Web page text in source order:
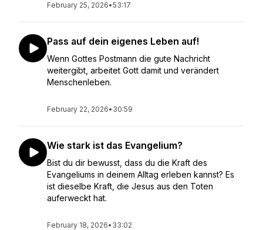
February 25, 2026•53:17
Pass auf dein eigenes Leben auf!
Wenn Gottes Postmann die gute Nachricht
weitergibt, arbeitet Gott damit und verändert
Menschenleben.
February 22, 2026• 30:59
Wie stark ist das Evangelium?
Bist du dir bewusst, dass du die Kraft des
Evangeliums in deinem Alltag erleben kannst? Es
ist dieselbe Kraft, die Jesus aus den Toten
auferweckt hat.
February 18, 2026• 33:02